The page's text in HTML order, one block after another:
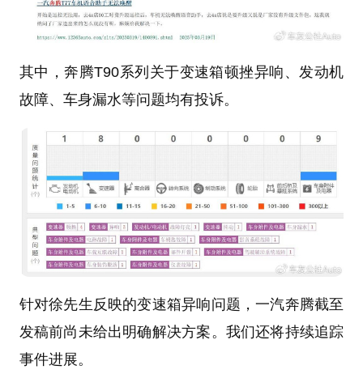
其中，奔腾T90系列关于变速箱顿挫异响、发动机
故障、车身漏水等问题均有投诉。
针对徐先生反映的变速箱异响问题，一汽奔腾截至
发稿前尚未给出明确解决方案。我们还将持续追踪
事件进展。